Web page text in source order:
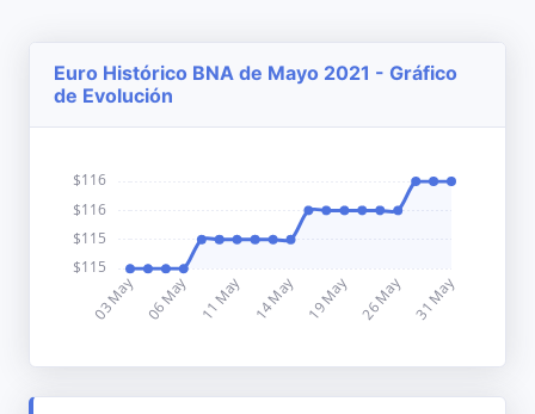
Euro Histórico BNA de Mayo 2021 - Gráfico
de Evolución